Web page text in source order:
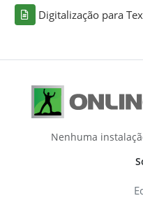
Digitalização para
Nenhuma